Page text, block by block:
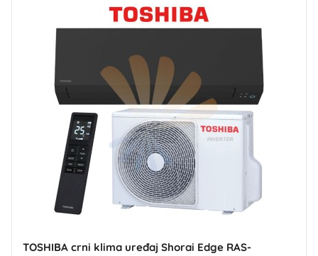
TOSHIBA crni klima uređaj Shorai Edge RAS-